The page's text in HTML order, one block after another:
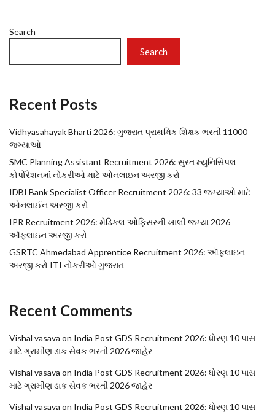
Search
Search
Recent Posts
Vidhyasahayak Bharti 2026: ગુજરાત પ્રાથમિક શિક્ષક ભરતી 11000
જગ્યાઓ
SMC Planning Assistant Recruitment 2026: સુરત મ્યુનિસિપલ
કોર્પોરેશનમાં નોકરીઓ માટે ઓનલાઇન અરજી કરો
IDBI Bank Specialist Officer Recruitment 2026: 33 જગ્યાઓ માટે
ઓનલાઈન અરજી કરો
IPR Recruitment 2026: મેડિકલ ઓફિસરની ખાલી જગ્યા 2026
ઑફલાઇન અરજી કરો
GSRTC Ahmedabad Apprentice Recruitment 2026: ઑફલાઇન
અરજી કરો ITI નોકરીઓ ગુજરાત
Recent Comments
Vishal vasava on India Post GDS Recruitment 2026: ધોરણ 10 પાસ
માટે ગ્રામીણ ડાક સેવક ભરતી 2026 જાહેર
Vishal vasava on India Post GDS Recruitment 2026: ધોરણ 10 પાસ
માટે ગ્રામીણ ડાક સેવક ભરતી 2026 જાહેર
Vishal vasava on India Post GDS Recruitment 2026: ધોરણ 10 પાસ